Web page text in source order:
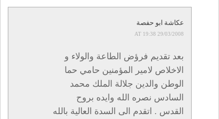
عكاشة ابو حفصة
29/03/2008 AT 19:38
بعد تقديم فرؤض الطاعة والولاء و
الاخلاص لامير المؤمنين حامي حما
الوطن والدين جلالة الملك محمد
السادس نصره الله وايده بروح
القدس . اتقدم الى السدة العالية بالله